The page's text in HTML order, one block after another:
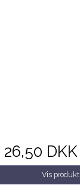
26,50 DKK
Vis produkt